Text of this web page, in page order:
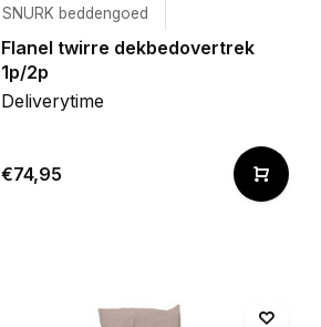
SNURK beddengoed
Flanel twirre dekbedovertrek
1p/2p
Deliverytime
€74,95